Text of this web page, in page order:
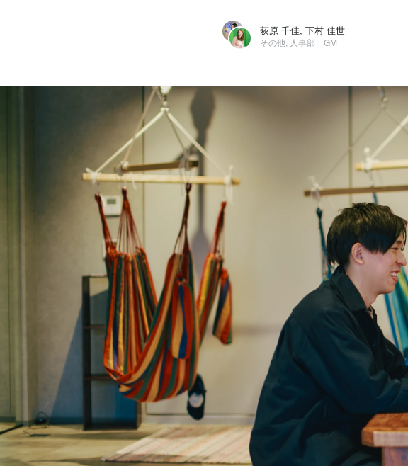
荻原 千佳, 下村 佳世
その他, 人事部 GM
荻原 千佳
テテマーチ株式会社 / その他